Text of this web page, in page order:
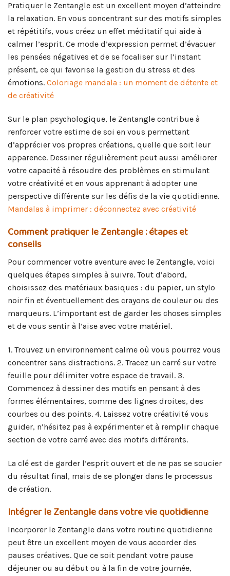
Pratiquer le Zentangle est un excellent moyen d’atteindre
la relaxation. En vous concentrant sur des motifs simples
et répétitifs, vous créez un effet méditatif qui aide à
calmer l’esprit. Ce mode d’expression permet d’évacuer
les pensées négatives et de se focaliser sur l’instant
présent, ce qui favorise la gestion du stress et des
émotions. Coloriage mandala : un moment de détente et
de créativité
Sur le plan psychologique, le Zentangle contribue à
renforcer votre estime de soi en vous permettant
d’apprécier vos propres créations, quelle que soit leur
apparence. Dessiner régulièrement peut aussi améliorer
votre capacité à résoudre des problèmes en stimulant
votre créativité et en vous apprenant à adopter une
perspective différente sur les défis de la vie quotidienne.
Mandalas à imprimer : déconnectez avec créativité
Comment pratiquer le Zentangle : étapes et
conseils
Pour commencer votre aventure avec le Zentangle, voici
quelques étapes simples à suivre. Tout d’abord,
choisissez des matériaux basiques : du papier, un stylo
noir fin et éventuellement des crayons de couleur ou des
marqueurs. L’important est de garder les choses simples
et de vous sentir à l’aise avec votre matériel.
1. Trouvez un environnement calme où vous pourrez vous
concentrer sans distractions. 2. Tracez un carré sur votre
feuille pour délimiter votre espace de travail. 3.
Commencez à dessiner des motifs en pensant à des
formes élémentaires, comme des lignes droites, des
courbes ou des points. 4. Laissez votre créativité vous
guider, n’hésitez pas à expérimenter et à remplir chaque
section de votre carré avec des motifs différents.
La clé est de garder l’esprit ouvert et de ne pas se soucier
du résultat final, mais de se plonger dans le processus
de création.
Intégrer le Zentangle dans votre vie quotidienne
Incorporer le Zentangle dans votre routine quotidienne
peut être un excellent moyen de vous accorder des
pauses créatives. Que ce soit pendant votre pause
déjeuner ou au début ou à la fin de votre journée,